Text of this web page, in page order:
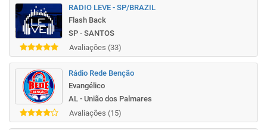
RADIO LEVE - SP/BRAZIL
Flash Back
SP - SANTOS
Avaliações (33)
Rádio Rede Benção
Evangélico
AL - União dos Palmares
Avaliações (15)